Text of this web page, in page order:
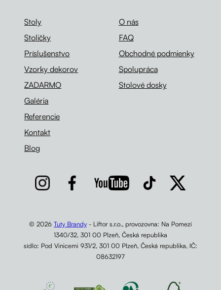
Stoly
Stoličky
Príslušenstvo
Vzorky dekorov
ZADARMO
Galéria
Referencie
Kontakt
Blog
O nás
FAQ
Obchodné podmienky
Spolupráca
Stolové dosky
© 2026 Tuty Brandy- Liftor s.r.o., provozovna: Na Pomezí
1340/32, 301 00 Plzeň, Česká republika
sídlo: Pod Vinicemi 931/2, 301 00 Plzeň, Česká republika, IČ:
08632197